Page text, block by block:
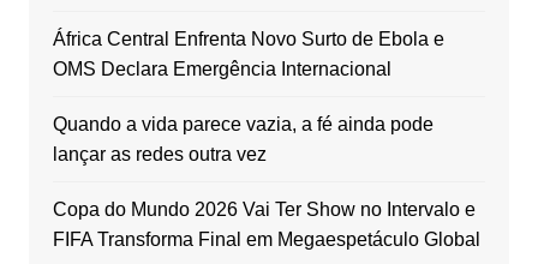
África Central Enfrenta Novo Surto de Ebola e
OMS Declara Emergência Internacional
Quando a vida parece vazia, a fé ainda pode
lançar as redes outra vez
Copa do Mundo 2026 Vai Ter Show no Intervalo e
FIFA Transforma Final em Megaespetáculo Global